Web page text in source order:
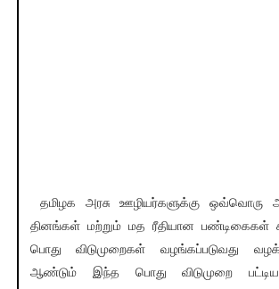
தமிழக அரசு ஊழியர்களுக்கு ஒவ்வொரு
தினங்கள் மற்றும் மத ரீதியான பண்டிகைகள்
பொது விடுமுறைகள் வழங்கப்படுவது
ஆண்டும் இந்த பொது விடுமுறை